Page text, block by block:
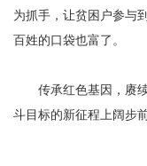
为抓手，让贫困户参与
百姓的口袋也富了。
传承红色基因，赓续
斗目标的新征程上阔步前